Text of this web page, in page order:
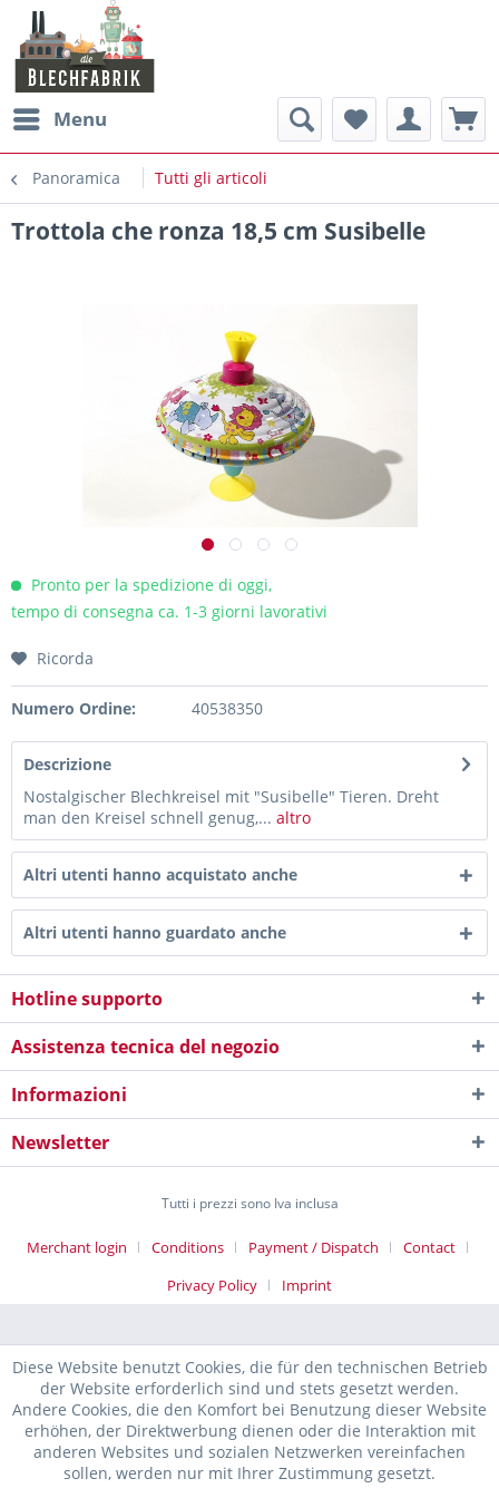
Menu
Panoramica Tutti gli articoli
Trottola che ronza 18,5 cm Susibelle
Pronto per la spedizione di oggi,
tempo di consegna ca. 1-3 giorni lavorativi
Ricorda
Numero Ordine: 40538350
Descrizione
Nostalgischer Blechkreisel mit "Susibelle" Tieren. Dreht
man den Kreisel schnell genug,... altro
Altri utenti hanno acquistato anche
Altri utenti hanno guardato anche
Hotline supporto
Assistenza tecnica del negozio
Informazioni
Newsletter
Tutti i prezzi sono Iva inclusa
Merchant login Conditions Payment / Dispatch
Contact
Privacy Policy
Imprint
Diese Website benutzt Cookies, die für den technischen Betrieb
der Website erforderlich sind und stets gesetzt werden.
Andere Cookies, die den Komfort bei Benutzung dieser Website
erhöhen, der Direktwerbung dienen oder die Interaktion mit
anderen Websites und sozialen Netzwerken vereinfachen
sollen, werden nur mit Ihrer Zustimmung gesetzt.